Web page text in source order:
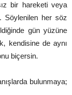
bir hareketi veya
Söylenilen her söz
gün yüzüne
kendisine de aynı
biçersin.
bulunmaya;